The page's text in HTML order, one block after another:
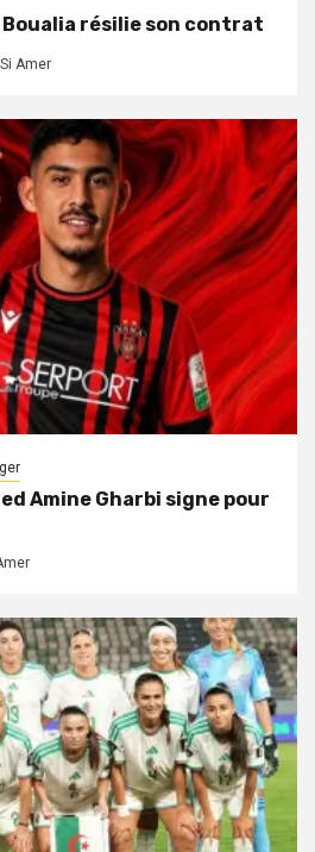
Boualia résilie son contrat
Amer
Amine Gharbi signe pour